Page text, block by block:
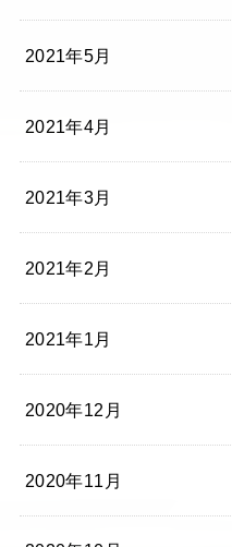
2021年5月
2021年4月
2021年3月
2021年2月
2021年1月
2020年12月
2020年11月